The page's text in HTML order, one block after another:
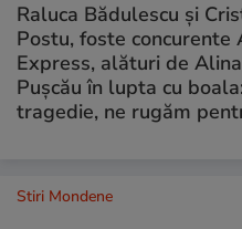
Raluca Bădulescu și
Postu, foste concurente
Express, alături de Alina
Pușcău în lupta cu
tragedie, ne rugăm
Stiri Mondene